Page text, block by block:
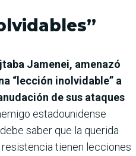
Jamenei, amenazó
“lección inolvidable” a
de sus ataques
estadounidense
saber que la querida
tienen lecciones